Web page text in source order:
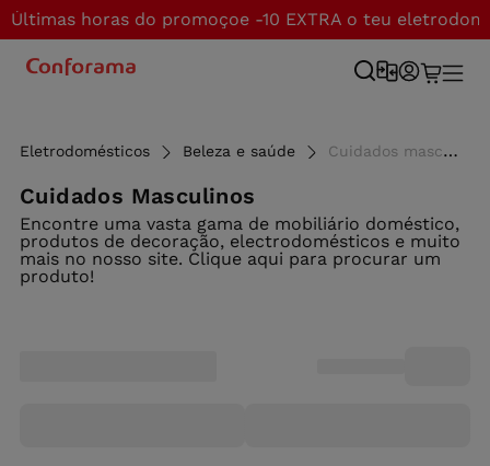
Últimas horas do promoçoe -10 EXTRA o teu
Eletrodomésticos Beleza e saúde Cuidados masculinos - Conforama
Cuidados Masculinos
Encontre uma vasta gama de mobiliário doméstico,
produtos de decoração, electrodomésticos e muito
mais no nosso site. Clique aqui para procurar um
produto!